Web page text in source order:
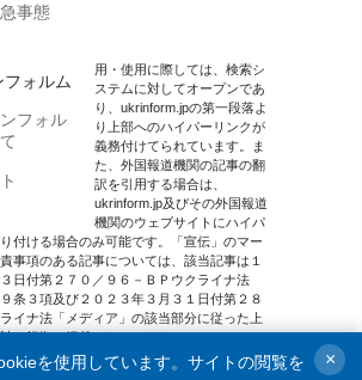
事態
ォルム
フォル
用・使用に際しては、検索シ
ステムに対してオープンであ
り、ukrinform.jpの第一段落よ
り上部へのハイパーリンクが
義務付けてられています。ま
た、外国報道機関の記事の翻
訳を引用する場合は、
ukrinform.jp及びその外国報道
機関のウェブサイトにハイパ
付ける場合のみ可能です。「宣伝」のマー
事項のある記事については、該当記事は１
日付第２７０／９６－ＢＰウクライナ法
９条３項及び２０２３年３月３１日付第２８
イナ法「メディア」の該当部分に従った上
を根拠に掲載されています。
ディア主体 メディア識別番号：R40-01421.
を使用しています。サイトの閲覧を
×